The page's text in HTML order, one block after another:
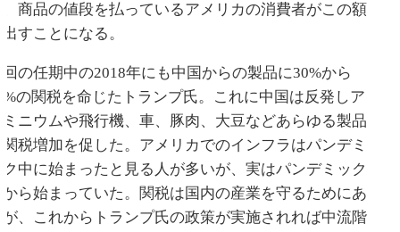
商品の値段を払っているアメリカの消費者がこの額
すことになる。
の任期中の2018年にも中国からの製品に30%から
の関税を命じたトランプ氏。これに中国は反発しア
ニウムや飛行機、車、豚肉、大豆などあらゆる製品
税増加を促した。アメリカでのインフラはパンデミ
中に始まったと見る人が多いが、実はパンデミック
ら始まっていた。関税は国内の産業を守るためにあ
、これからトランプ氏の政策が実施されれば中流階